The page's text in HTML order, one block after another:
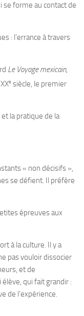
se forme au contact de
: l’errance à travers
Le Voyage mexicain,
e siècle, le premier
la pratique de la
« non décisifs »,
se défient. Il préfère
épreuves aux
à la culture. Il y a
pas vouloir dissocier
et de
qui fait grandir :
de l’expérience.